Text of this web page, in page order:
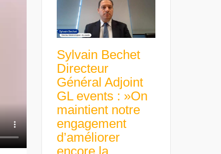
Sylvain Bechet
Directeur
Général Adjoint
GL events : »On
maintient notre
engagement
d’améliorer
encore la